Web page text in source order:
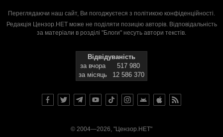
Переглядаючи наш сайт, Ви погоджуєтеся з політикою конфіденційності.
Редакція Цензор.НЕТ може не поділяти позицію авторів. Відповідальність
за матеріали в розділі "Блоги" несуть автори текстів.
Відвідуваність
за вчора
517 980
за місяць
12 586 370
© 2004—2026, "Цензор.НЕТ"